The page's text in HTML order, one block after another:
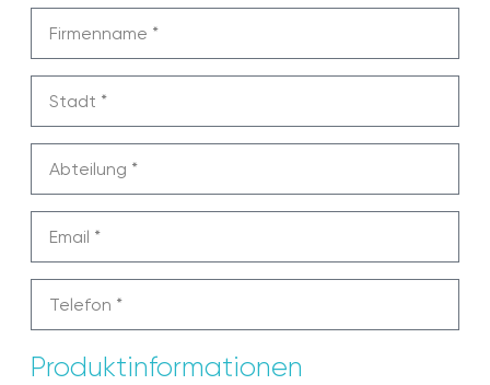
Produktinformationen